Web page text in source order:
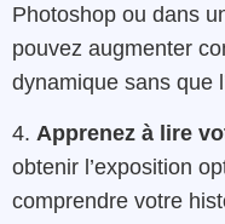
Photoshop ou dans
pouvez augmenter
dynamique sans que
4. Apprenez à lire
obtenir l’exposition
comprendre votre